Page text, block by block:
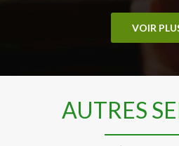
VOIR
AUTRES